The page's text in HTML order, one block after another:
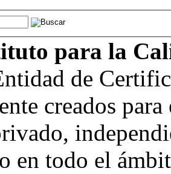
para la
de
creados
en todo el